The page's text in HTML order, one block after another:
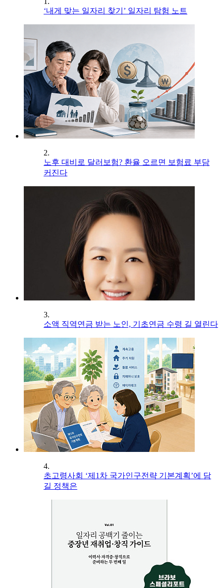
‘내게 맞는 일자리 찾기’ 일자리 탐험 노트
2.
노후 대비로 달러보험? 환율 오르면 보험료 부담
커진다
3.
소액 직역연금 받는 노인, 기초연금 수령 길 열린다
4.
초고령사회 ‘제1차 국가인구전략 기본계획’에 담
길 정책은